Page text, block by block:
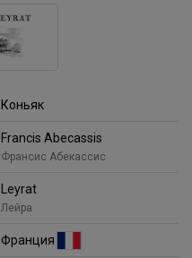
Коньяк
Francis Abecassis
Франсис Абекассис
Leyrat
Лейра
Франция